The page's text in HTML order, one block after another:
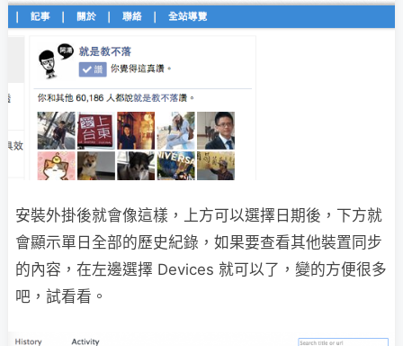
安裝外掛後就會像這樣，上方可以選擇日期後，下方就
會顯示單日全部的歷史紀錄，如果要查看其他裝置同步
的內容，在左邊選擇 Devices 就可以了，變的方便很多
吧，試看看。